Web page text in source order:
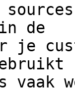
de
je